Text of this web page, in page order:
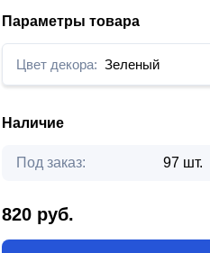
Параметры товара
Цвет декора: Зеленый
Наличие
Под заказ: 97 шт.
820 руб.